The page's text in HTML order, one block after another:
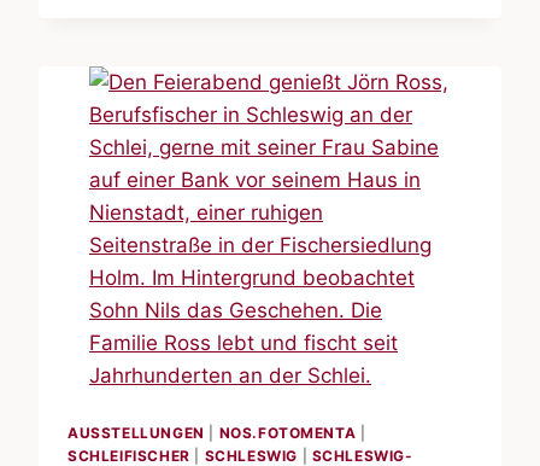
AUSSTELLUNGEN NOS.FOTOMENTA
SCHLEIFISCHER
SCHLESWIG
SCHLESWIG-